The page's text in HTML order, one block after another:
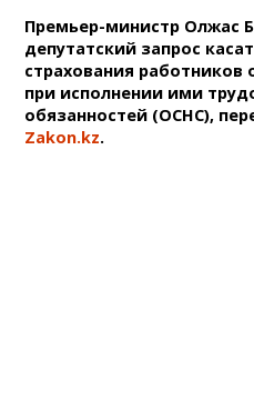
Премьер-министр Олжас
депутатский запрос
страхования работников
при исполнении ими
обязанностей (ОСНС),
Zakon.kz.